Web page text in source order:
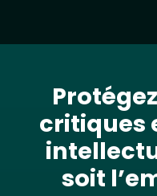
critiques
soit